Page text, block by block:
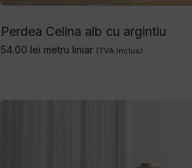
Perdea Celina alb cu argintiu
54.00 lei metru liniar (TVA inclus)